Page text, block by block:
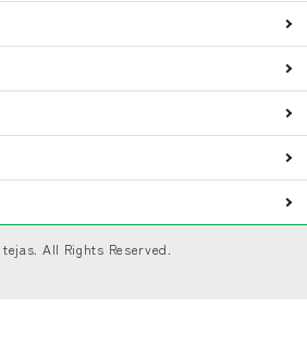
tejas. All Rights Reserved.